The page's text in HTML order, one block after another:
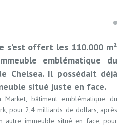
s’est offert les 110.000 m²
emblématique du
Chelsea. Il possédait déjà
situé juste en face.
bâtiment emblématique du
pour 2,4 milliards de dollars, après
autre immeuble situé en face, pour